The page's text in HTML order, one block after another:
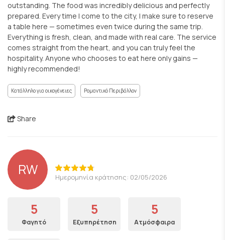
outstanding. The food was incredibly delicious and perfectly
prepared. Every time I come to the city, I make sure to reserve
a table here — sometimes even twice during the same trip.
Everything is fresh, clean, and made with real care. The service
comes straight from the heart, and you can truly feel the
hospitality. Anyone who chooses to eat here only gains —
highly recommended!
Κατάλληλο για οικογένειες Ρομαντικό Περιβάλλον
Share
RW Ημερομηνία κράτησης: 02/05/2026
5
Φαγητό
5
Εξυπηρέτηση
5
Ατμόσφαιρα